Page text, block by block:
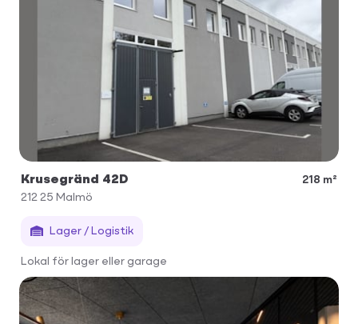
Krusegränd 42D
218 m²
212 25 Malmö
Lager / Logistik
Lokal för lager eller garage